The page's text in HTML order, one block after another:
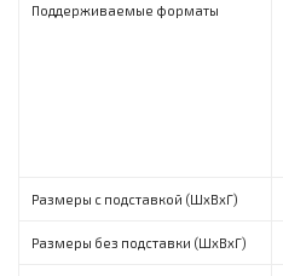
Поддерживаемые форматы
Размеры с подставкой (ШxВxГ)
Размеры без подставки (ШxВxГ)